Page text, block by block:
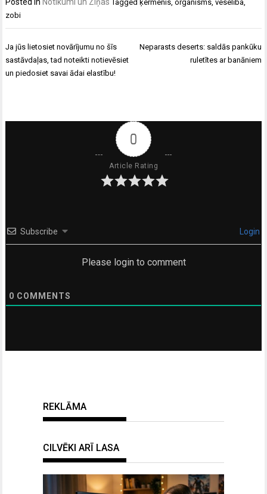
Posted in Notikumi un Ziņas Tagged ķermenis,organisms,veselība,
zobi
Ziņu
izvēlne
Ja jūs lietosiet novārījumu no šīs
sastāvdaļas, tad noteikti notievēsiet
un piedosiet savai ādai elastību!
Neparasts deserts: saldās pankūku
ruletītes ar banāniem
0
Article Rating
Subscribe Login
Please login to comment
0 COMMENTS
REKLĀMA
CILVĒKI ARĪ LASA